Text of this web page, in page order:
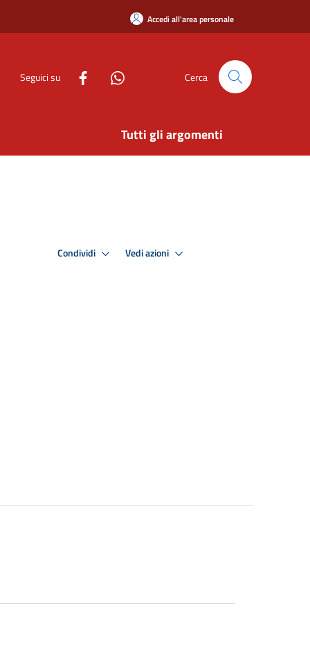
Accedi all'area personale
Seguici su Cerca
Tutti gli argomenti
Condividi Vedi azioni